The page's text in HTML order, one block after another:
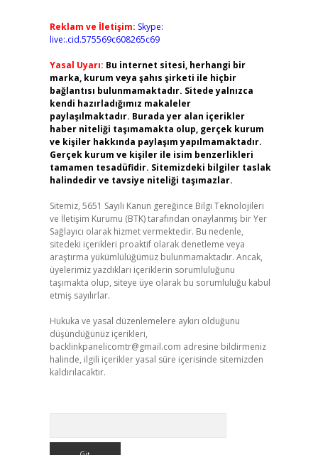
Reklam ve İletişim: Skype:
live:.cid.575569c608265c69
Yasal Uyarı: Bu internet sitesi, herhangi bir
marka, kurum veya şahıs şirketi ile hiçbir
bağlantısı bulunmamaktadır. Sitede yalnızca
kendi hazırladığımız makaleler
paylaşılmaktadır. Burada yer alan içerikler
haber niteliği taşımamakta olup, gerçek kurum
ve kişiler hakkında paylaşım yapılmamaktadır.
Gerçek kurum ve kişiler ile isim benzerlikleri
tamamen tesadüfidir. Sitemizdeki bilgiler taslak
halindedir ve tavsiye niteliği taşımazlar.
Sitemiz, 5651 Sayılı Kanun gereğince Bilgi Teknolojileri
ve İletişim Kurumu (BTK) tarafından onaylanmış bir Yer
Sağlayıcı olarak hizmet vermektedir. Bu nedenle,
sitedeki içerikleri proaktif olarak denetleme veya
araştırma yükümlülüğümüz bulunmamaktadır. Ancak,
üyelerimiz yazdıkları içeriklerin sorumluluğunu
taşımakta olup, siteye üye olarak bu sorumluluğu kabul
etmiş sayılırlar.
Hukuka ve yasal düzenlemelere aykırı olduğunu
düşündüğünüz içerikleri,
backlinkpanelicomtr@gmail.com adresine bildirmeniz
halinde, ilgili içerikler yasal süre içerisinde sitemizden
kaldırılacaktır.